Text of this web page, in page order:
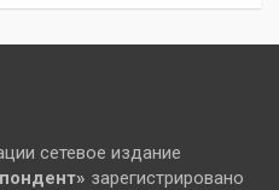
сетевое издание
зарегистрировано